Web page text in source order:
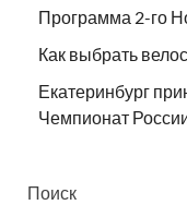
Программа 2-го
Как выбрать
Екатеринбург
Чемпионат
Поиск